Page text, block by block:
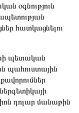
օգնություն
հատկացնելու
պետական
պահուստային
դոլար մանաթին